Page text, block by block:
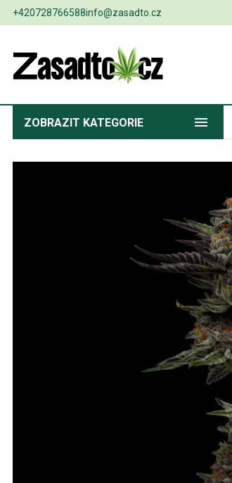
+420728766588info@zasadto.cz
ZOBRAZIT KATEGORIE